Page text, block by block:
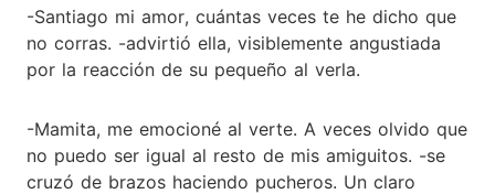
-Santiago mi amor, cuántas veces te he dicho que
no corras. -advirtió ella, visiblemente angustiada
por la reacción de su pequeño al verla.
-Mamita, me emocioné al verte. A veces olvido que
no puedo ser igual al resto de mis amiguitos. -se
cruzó de brazos haciendo pucheros. Un claro